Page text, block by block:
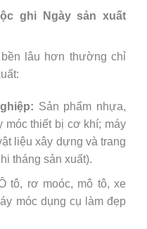
ghi Ngày sản xuất
lâu hơn thường chỉ
Sản phẩm nhựa,
móc thiết bị cơ khí; máy
liệu xây dựng và trang
tháng sản xuất).
tô, rơ moóc, mô tô, xe
móc dụng cụ làm đẹp